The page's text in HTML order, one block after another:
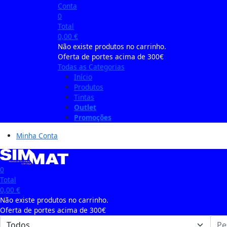
Conta
0
Total
0,00 €
Não existe produtos no carrinho.
Oferta de portes acima de 300€
Todas as Categorias
Início
Produtos
Tintas
Outlet
Promoções
Minha Conta
0
Total
0,00 €
Não existe produtos no carrinho.
Oferta de portes acima de 300€